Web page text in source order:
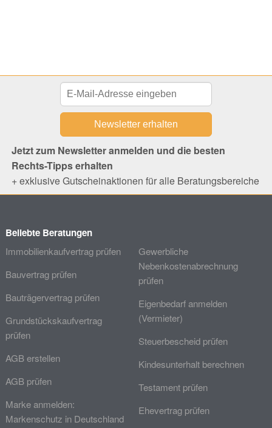
Jetzt zum Newsletter anmelden und die besten
Rechts-Tipps erhalten
+ exklusive Gutscheinaktionen für alle Beratungsbereiche
Beliebte Beratungen
Immobilienkaufvertrag prüfen
Bauvertrag prüfen
Bauträgervertrag prüfen
Grundstückskaufvertrag
prüfen
AGB erstellen
AGB prüfen
Marke anmelden:
Markenschutz in Deutschland
Gewerbliche
Nebenkostenabrechnung
prüfen
Eigenbedarf anmelden
(Vermieter)
Steuerbescheid prüfen
Kindesunterhalt berechnen
Testament prüfen
Ehevertrag prüfen